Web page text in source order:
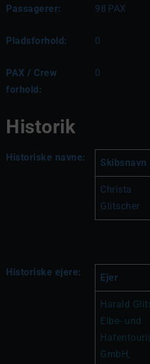
Passagerer: 98 PAX
Pladsforhold: 0
PAX / Crew
forhold:
0
Historik
Historiske navne: Skibsnavn
Christa
Glitscher
Historiske ejere: Ejer
Harald
Elbe- und
GmbH,